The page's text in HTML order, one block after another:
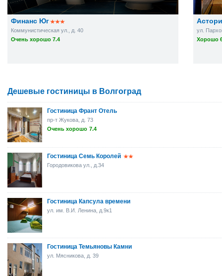
Финанс Юг
Коммунистическая ул., д. 40
Очень хорошо 7.4
ул.
Хорошо
Дешевые гостиницы в Волгоград
Гостиница Франт Отель
пр-т Жукова, д. 73
Очень хорошо 7.4
Гостиница Семь Королей
Городовикова ул., д.34
Гостиница Капсула времени
ул. им. В.И. Ленина, д.9к1
Гостиница Темьяновы Камни
ул. Мясникова, д. 39